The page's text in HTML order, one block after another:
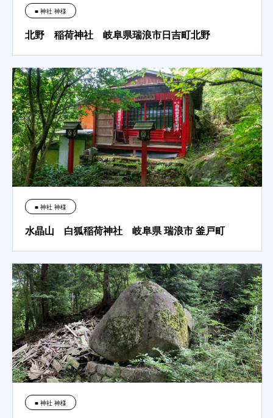
■ 神社 神様
北野 稲荷神社 岐阜県瑞浪市日吉町北野
■ 神社 神様
水晶山 白狐稲荷神社 岐阜県 瑞浪市 釜戸町
■ 神社 神様